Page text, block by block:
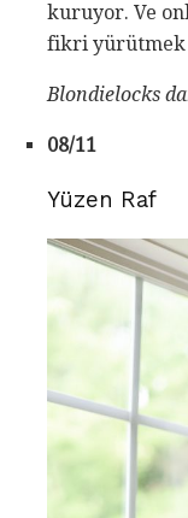
kuruyor. Ve
fikri yürütmek
Blondielocks
08/11
Yüzen Raf